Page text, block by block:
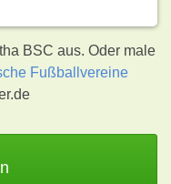
BSC aus. Oder male
Fußballvereine